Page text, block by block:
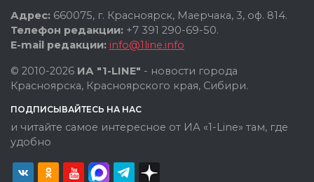
Адрес: 660075, г. Красноярск, Маерчака, 3, оф. 814.
Телефон редакции: +7 391 290-69-50.
E-mail редакции: info@1line.info
© 2010-2026 ИА "1-LINE" - новости города
Красноярска, Красноярского края, Сибири.
ПОДПИСЫВАЙТЕСЬ НА НАС
и читайте самое интересное от ИА «1-Line» там, где
удобно